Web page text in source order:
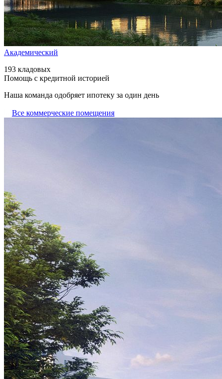
Академический
193 кладовых
Помощь с кредитной историей
Наша команда одобряет ипотеку за один день
Все коммерческие помещения